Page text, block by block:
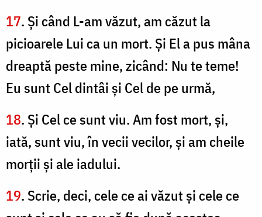
17. Şi când L-am văzut, am căzut la
picioarele Lui ca un mort. Şi El a pus mâna
dreaptă peste mine, zicând: Nu te teme!
Eu sunt Cel dintâi şi Cel de pe urmă,
18. Şi Cel ce sunt viu. Am fost mort, şi,
iată, sunt viu, în vecii vecilor, şi am cheile
morţii şi ale iadului.
19. Scrie, deci, cele ce ai văzut şi cele ce